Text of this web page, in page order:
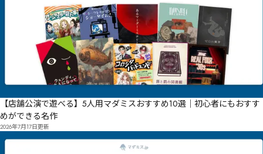
【店舗公演で遊べる】5人用マダミスおすすめ10選｜初心者にもおすす
めができる名作
2026年7月17日更新